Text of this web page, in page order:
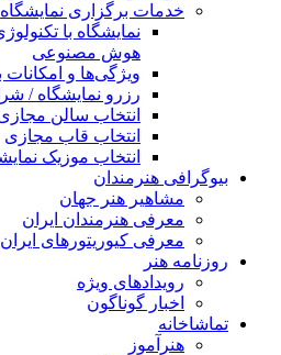
خدمات برگزاری نمایشگاه
نمایشگاه با
هوش مصنوعی
ویژگی‌ها و امکانات
رزرو نمایشگاه /
انتخاب سالن
انتخاب قاب مجازی
انتخاب موزیک
بیوگرافی هنرمندان
مشاهیر هنر جهان
معرفی هنرمندان ایران
معرفی کیوریتورهای ایران
روزنامه هنر
رویدادهای ویژه
اخبار گوناگون
تماشاخانه
هنرآموز